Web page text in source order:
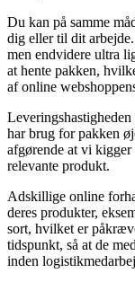
Du kan på samme
dig eller til dit
men endvidere ultra
at hente pakken,
af online
har brug for pakken
afgørende at vi
relevante produkt.
Adskillige online
deres produkter,
sort, hvilket er
tidspunkt, så at de
inden